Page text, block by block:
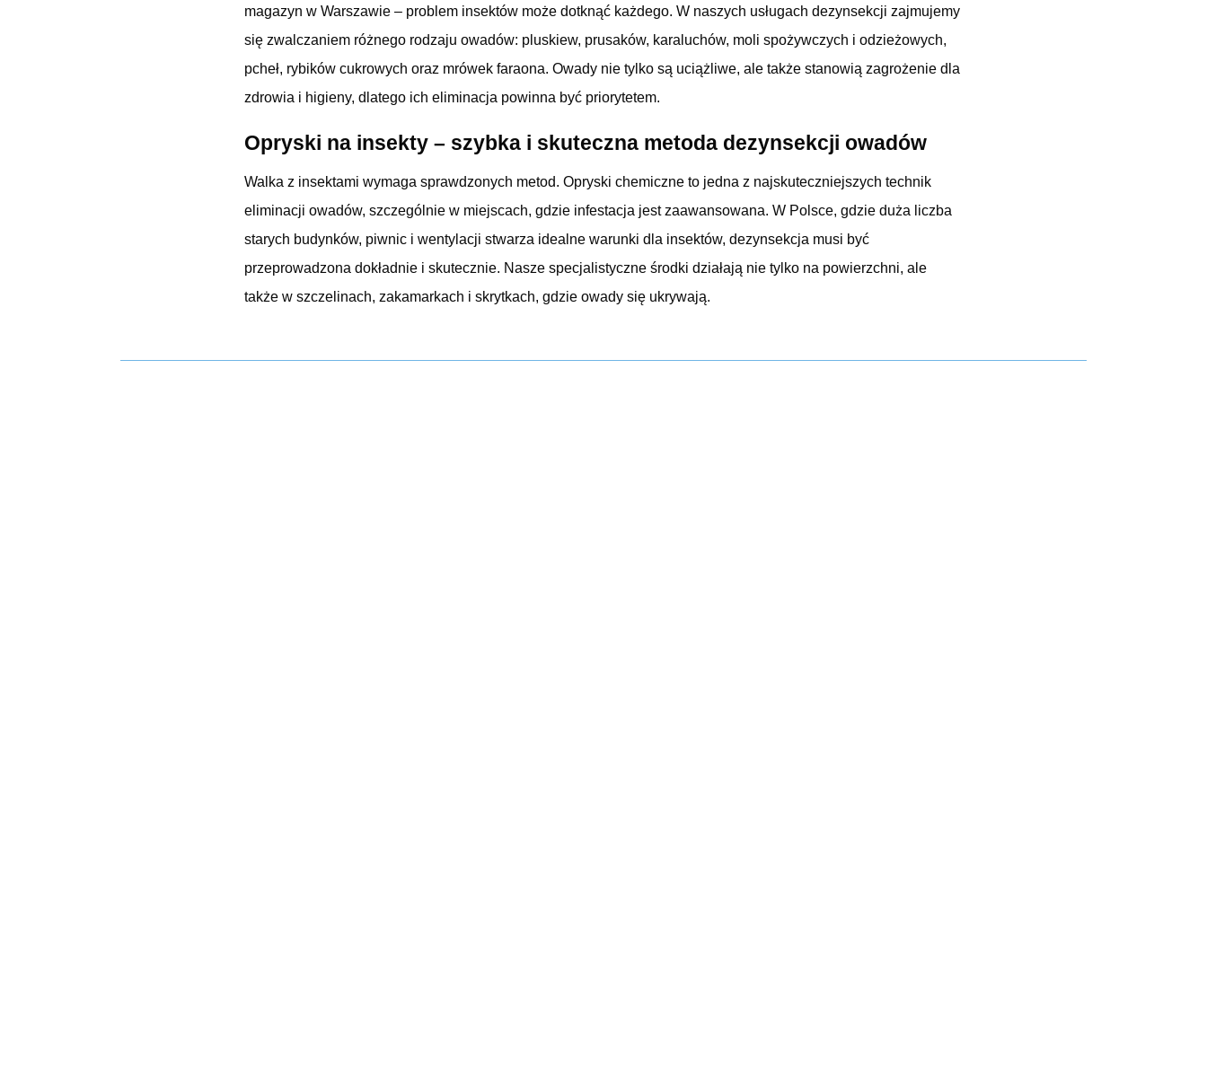
magazyn w Warszawie – problem insektów może dotknąć każdego. W naszych usługach dezynsekcji zajmujemy
się zwalczaniem różnego rodzaju owadów: pluskiew, prusaków, karaluchów, moli spożywczych i odzieżowych,
pcheł, rybików cukrowych oraz mrówek faraona. Owady nie tylko są uciążliwe, ale także stanowią zagrożenie dla
zdrowia i higieny, dlatego ich eliminacja powinna być priorytetem.
Opryski na insekty – szybka i skuteczna metoda dezynsekcji owadów
Walka z insektami wymaga sprawdzonych metod. Opryski chemiczne to jedna z najskuteczniejszych technik
eliminacji owadów, szczególnie w miejscach, gdzie infestacja jest zaawansowana. W Polsce, gdzie duża liczba
starych budynków, piwnic i wentylacji stwarza idealne warunki dla insektów, dezynsekcja musi być
przeprowadzona dokładnie i skutecznie. Nasze specjalistyczne środki działają nie tylko na powierzchni, ale
także w szczelinach, zakamarkach i skrytkach, gdzie owady się ukrywają.